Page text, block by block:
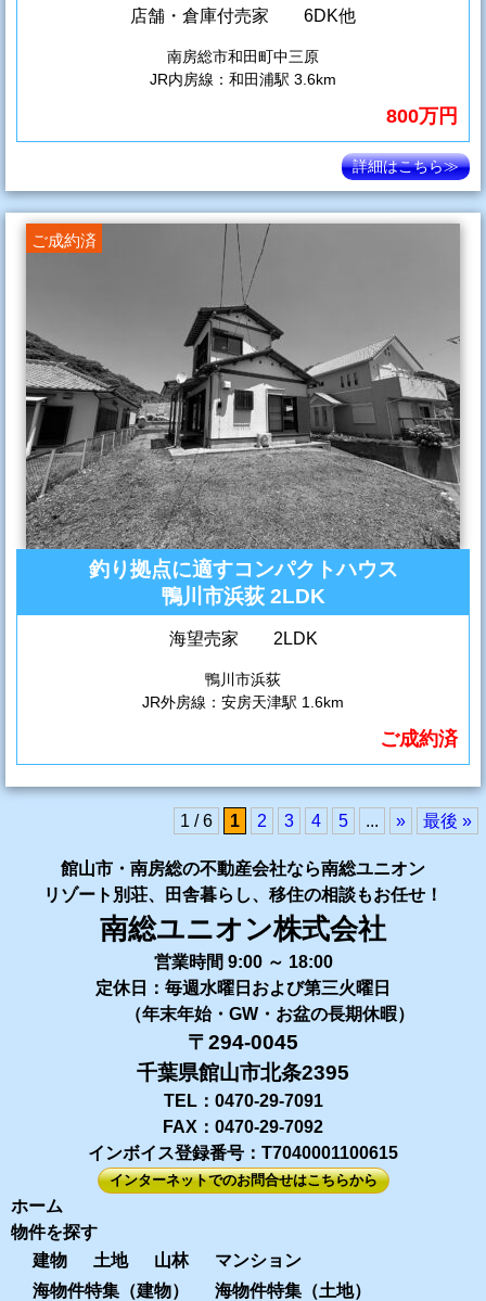
店舗・倉庫付売家 6DK他
南房総市和田町中三原
JR内房線：和田浦駅 3.6km
800万円
詳細はこちら≫
ご成約済
釣り拠点に適すコンパクトハウス
鴨川市浜荻 2LDK
海望売家 2LDK
鴨川市浜荻
JR外房線：安房天津駅 1.6km
ご成約済
1 / 6 1 2 3 4 5 ... » 最後 »
館山市・南房総の不動産会社なら南総ユニオン
リゾート別荘、田舎暮らし、移住の相談もお任せ！
南総ユニオン株式会社
営業時間 9:00 ～ 18:00
定休日：毎週水曜日および第三火曜日
（年末年始・GW・お盆の長期休暇）
〒294-0045
千葉県館山市北条2395
TEL：0470-29-7091
FAX：0470-29-7092
インボイス登録番号：T7040001100615
インターネットでのお問合せはこちらから
ホーム
物件を探す
建物
土地 山林
マンション
海物件特集（建物）
海物件特集（土地）